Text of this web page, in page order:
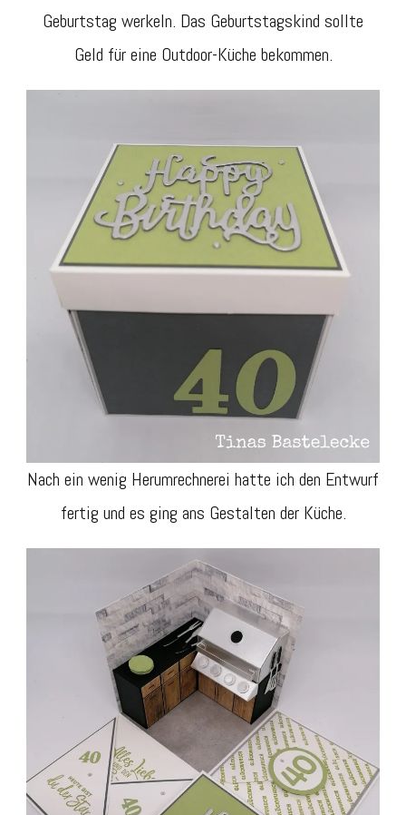
Geburtstag werkeln. Das Geburtstagskind sollte
Geld für eine Outdoor-Küche bekommen.
Nach ein wenig Herumrechnerei hatte ich den Entwurf
fertig und es ging ans Gestalten der Küche.